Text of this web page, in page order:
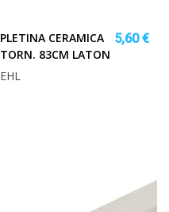
PLETINA CERAMICA
TORN. 83CM LATON
5,60 €
EHL